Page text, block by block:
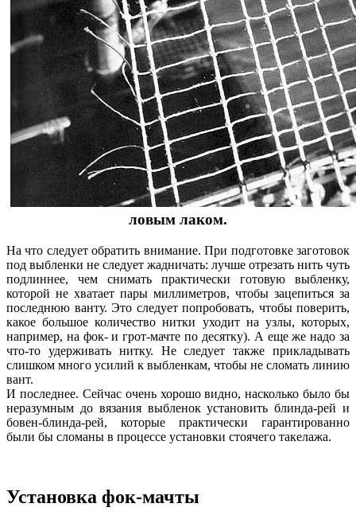
ловым лаком.
На что следует обратить внимание. При подготовке заготовок
под выбленки не следует жадничать: лучше отрезать нить чуть
подлиннее, чем снимать практически готовую выбленку,
которой не хватает пары миллиметров, чтобы зацепиться за
последнюю ванту. Это следует попробовать, чтобы поверить,
какое большое количество нитки уходит на узлы, которых,
например, на фок- и грот-мачте по десятку). А еще же надо за
что-то удерживать нитку. Не следует также прикладывать
слишком много усилий к выбленкам, чтобы не сломать линию
вант.
И последнее. Сейчас очень хорошо видно, насколько было бы
неразумным до вязания выбленок установить блинда-рей и
бовен-блинда-рей, которые практически гарантированно
были бы сломаны в процессе установки стоячего такелажа.
Установка фок-мачты